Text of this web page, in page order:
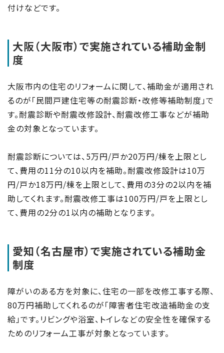
付けなどです。
大阪（大阪市）で実施されている補助金制
度
大阪市内の住宅のリフォームに関して、補助金が適用され
るのが「民間戸建住宅等の耐震診断・改修等補助制度」で
す。耐震診断や耐震改修設計、耐震改修工事などが補助
金の対象となっています。
耐震診断については、5万円/戸か20万円/棟を上限とし
て、費用の11分の10以内を補助。耐震改修設計は10万
円/戸か18万円/棟を上限として、費用の3分の2以内を補
助してくれます。耐震改修工事は100万円/戸を上限とし
て、費用の2分の1以内の補助となります。
愛知（名古屋市）で実施されている補助金
制度
障がいのある方を対象に、住宅の一部を改修工事する際、
80万円補助してくれるのが「障害者住宅改造補助金の支
給」です。リビングや浴室、トイレなどの安全性を確保する
ためのリフォーム工事が対象となっています。